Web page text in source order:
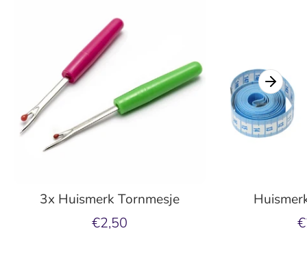
3x Huismerk Tornmesje
€2,50